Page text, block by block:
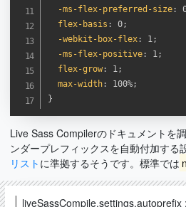
-ms-flex-preferred-size :
flex-basis : 0 ;
-webkit-box-flex : 1 ;
-ms-flex-positive : 1 ;
flex-grow : 1 ;
max-width : 100% ;
}
Live Sass Compilerのドキュメントを
ンダープレフィックスを自動付加する
リスト に準拠するそうです。標準では